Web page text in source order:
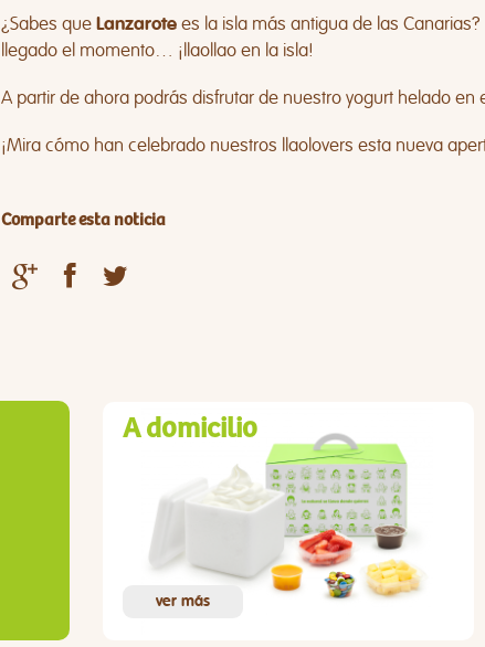
¿Sabes que Lanzarote es la isla más antigua de las Canarias
llegado el momento… ¡llaollao en la isla!
A partir de ahora podrás disfrutar de nuestro yogurt helado en
¡Mira cómo han celebrado nuestros llaolovers esta nueva
Comparte esta noticia
A domicilio
ver más